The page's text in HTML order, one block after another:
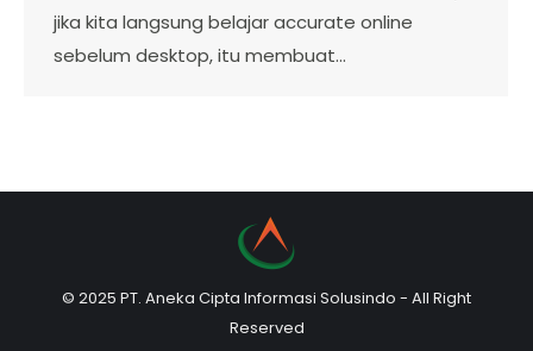
jika kita langsung belajar accurate online
sebelum desktop, itu membuat…
© 2025 PT. Aneka Cipta Informasi Solusindo - All Right
Reserved